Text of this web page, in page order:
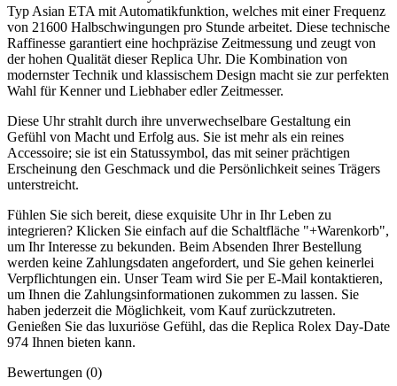
Typ Asian ETA mit Automatikfunktion, welches mit einer Frequenz
von 21600 Halbschwingungen pro Stunde arbeitet. Diese technische
Raffinesse garantiert eine hochpräzise Zeitmessung und zeugt von
der hohen Qualität dieser Replica Uhr. Die Kombination von
modernster Technik und klassischem Design macht sie zur perfekten
Wahl für Kenner und Liebhaber edler Zeitmesser.
Diese Uhr strahlt durch ihre unverwechselbare Gestaltung ein
Gefühl von Macht und Erfolg aus. Sie ist mehr als ein reines
Accessoire; sie ist ein Statussymbol, das mit seiner prächtigen
Erscheinung den Geschmack und die Persönlichkeit seines Trägers
unterstreicht.
Fühlen Sie sich bereit, diese exquisite Uhr in Ihr Leben zu
integrieren? Klicken Sie einfach auf die Schaltfläche "+Warenkorb",
um Ihr Interesse zu bekunden. Beim Absenden Ihrer Bestellung
werden keine Zahlungsdaten angefordert, und Sie gehen keinerlei
Verpflichtungen ein. Unser Team wird Sie per E-Mail kontaktieren,
um Ihnen die Zahlungsinformationen zukommen zu lassen. Sie
haben jederzeit die Möglichkeit, vom Kauf zurückzutreten.
Genießen Sie das luxuriöse Gefühl, das die Replica Rolex Day-Date
974 Ihnen bieten kann.
Bewertungen (0)